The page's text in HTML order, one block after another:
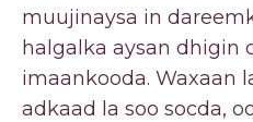
muujinaysa in
halgalka aysan dhigin
imaankooda. Waxaan
adkaad la soo socda,